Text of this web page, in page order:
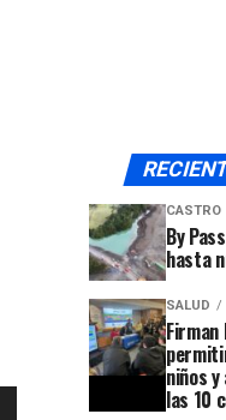
CASTRO
By
hasta
SALUD
niños
las 10